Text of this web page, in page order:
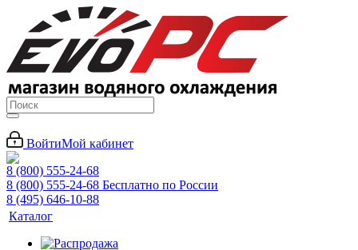
ВойтиМой кабинет
8 (800) 555-24-68
8 (800) 555-24-68 Бесплатно по России
8 (495) 646-10-88
Каталог